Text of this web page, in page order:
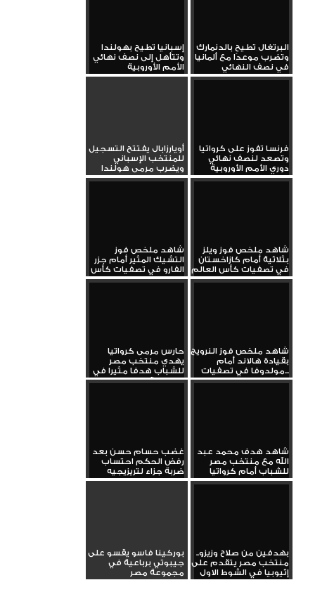
البرتغال تطيح بالدنمارك
وتضرب موعدًا مع ألمانيا
في نصف النهائي
إسبانيا تطيح بهولندا
وتتأهل إلى نصف نهائي
الأمم الأوروبية
فرنسا تفوز على كرواتيا
وتصعد لنصف نهائي
دوري الأمم الأوروبية
أويارزابال يفتتح التسجيل
للمنتخب الإسباني
ويضرب مرمى هولندا
شاهد ملخص فوز ويلز
بثلاثية أمام كازاخستان
في تصفيات كأس العالم
شاهد ملخص فوز
التشيك المثير أمام جزر
الفارو في تصفيات كأس
العالم
شاهد ملخص فوز النرويج
بقيادة هالاند أمام
مولدوفا في تصفيات...
حارس مرمى كرواتيا
يهدي منتخب مصر
للشباب هدفا مثيرا في
البطولة...
شاهد هدف محمد عبد
الله مع منتخب مصر
للشباب أمام كرواتيا
غضب حسام حسن بعد
رفض الحكم احتساب
ضربة جزاء لتريزيجيه
بهدفين من صلاح وزيزو..
منتخب مصر يتقدم على
إثيوبيا في الشوط الاول
بوركينا فاسو يقسو على
جيبوتي برباعية في
مجموعة مصر